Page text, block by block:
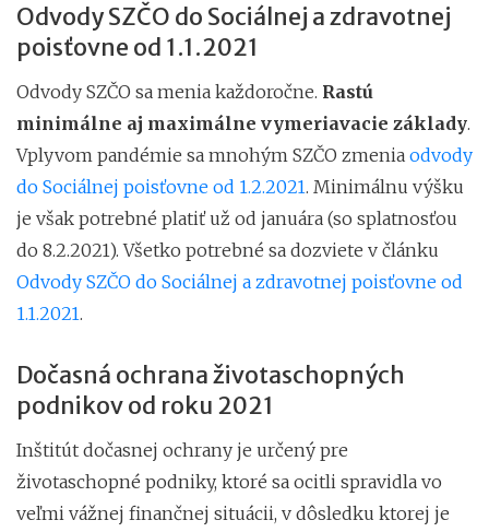
Odvody SZČO do Sociálnej a zdravotnej
poisťovne od 1.1.2021
Odvody SZČO sa menia každoročne. Rastú
minimálne aj maximálne vymeriavacie základy.
Vplyvom pandémie sa mnohým SZČO zmenia odvody
do Sociálnej poisťovne od 1.2.2021. Minimálnu výšku
je však potrebné platiť už od januára (so splatnosťou
do 8.2.2021). Všetko potrebné sa dozviete v článku
Odvody SZČO do Sociálnej a zdravotnej poisťovne od
1.1.2021.
Dočasná ochrana životaschopných
podnikov od roku 2021
Inštitút dočasnej ochrany je určený pre
životaschopné podniky, ktoré sa ocitli spravidla vo
veľmi vážnej finančnej situácii, v dôsledku ktorej je